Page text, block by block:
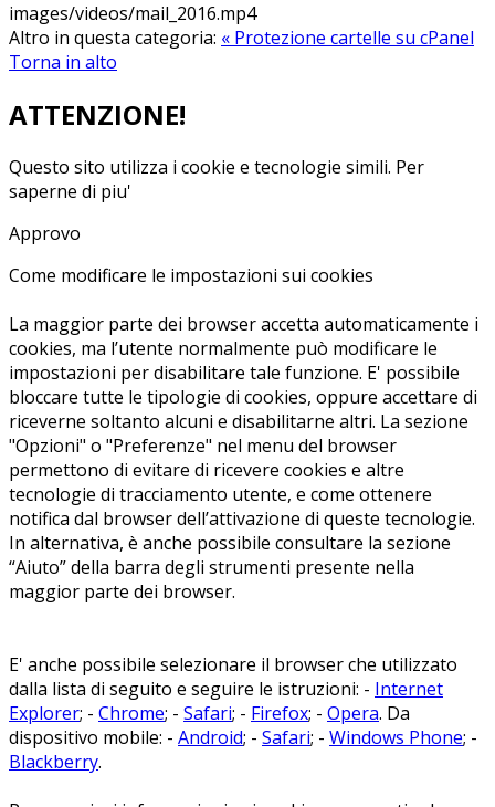
images/videos/mail_2016.mp4
Altro in questa categoria: « Protezione cartelle su cPanel
Torna in alto
ATTENZIONE!
Questo sito utilizza i cookie e tecnologie simili. Per
saperne di piu'
Approvo
Come modificare le impostazioni sui cookies
La maggior parte dei browser accetta automaticamente i
cookies, ma l’utente normalmente può modificare le
impostazioni per disabilitare tale funzione. E' possibile
bloccare tutte le tipologie di cookies, oppure accettare di
riceverne soltanto alcuni e disabilitarne altri. La sezione
"Opzioni" o "Preferenze" nel menu del browser
permettono di evitare di ricevere cookies e altre
tecnologie di tracciamento utente, e come ottenere
notifica dal browser dell’attivazione di queste tecnologie.
In alternativa, è anche possibile consultare la sezione
“Aiuto” della barra degli strumenti presente nella
maggior parte dei browser.
E' anche possibile selezionare il browser che utilizzato
dalla lista di seguito e seguire le istruzioni: - Internet
Explorer; - Chrome; - Safari; - Firefox; - Opera. Da
dispositivo mobile: - Android; - Safari; - Windows Phone; -
Blackberry.